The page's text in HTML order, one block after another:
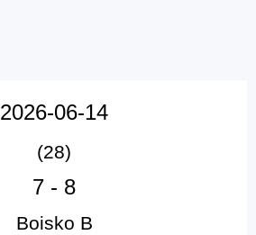
2026-06-14
(28)
7 - 8
Boisko B